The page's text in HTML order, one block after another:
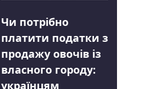
Чи потрібно
платити податки з
продажу овочів із
власного городу:
українцям